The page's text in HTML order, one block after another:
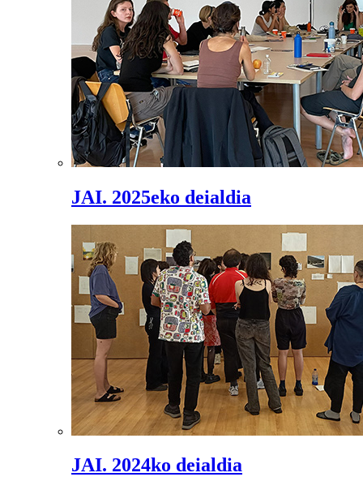
JAI. 2025eko deialdia
JAI. 2024ko deialdia